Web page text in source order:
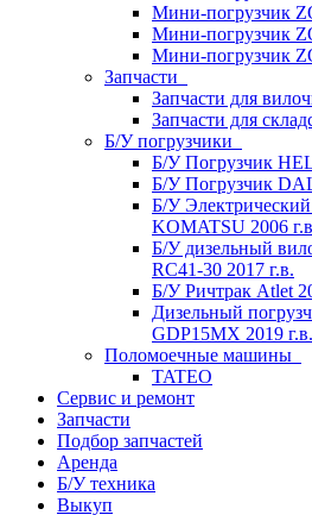
Мини-погрузчик
Мини-погрузчик
Мини-погрузчик
Запчасти
Запчасти для
Запчасти для
Б/У погрузчики
Б/У Погрузчик
Б/У Погрузчик
Б/У
KOMATSU 2006
Б/У дизельный
RC41-30 2017 г.в.
Б/У Ричтрак Atlet
Дизельный
GDP15MX 2019 г.в.
Поломоечные машины
TATEO
Сервис и ремонт
Запчасти
Подбор запчастей
Аренда
Б/У техника
Выкуп